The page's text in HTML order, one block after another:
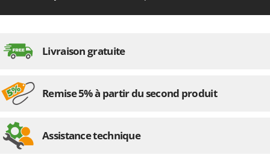
Novital
NuAir
O
Livraison gratuite
Remise 5% à partir du second produit
Assistance technique